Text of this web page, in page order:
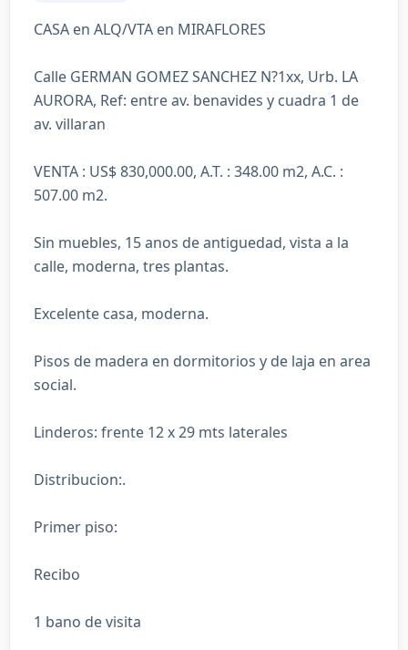
CASA en ALQ/VTA en MIRAFLORES
Calle GERMAN GOMEZ SANCHEZ N?1xx, Urb. LA
AURORA, Ref: entre av. benavides y cuadra 1 de
av. villaran
VENTA : US$ 830,000.00, A.T. : 348.00 m2, A.C. :
507.00 m2.
Sin muebles, 15 anos de antiguedad, vista a la
calle, moderna, tres plantas.
Excelente casa, moderna.
Pisos de madera en dormitorios y de laja en area
social.
Linderos: frente 12 x 29 mts laterales
Distribucion:.
Primer piso:
Recibo
1 bano de visita